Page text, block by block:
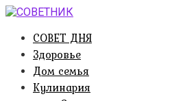
Перейти
контентуСОВЕТ ДНЯ
Здоровье
Дом семья
Кулинария